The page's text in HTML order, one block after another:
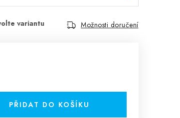
Možnosti doručení
PŘIDAT DO KOŠÍKU